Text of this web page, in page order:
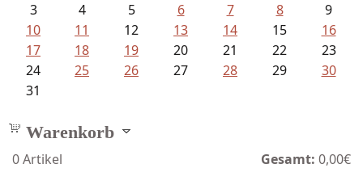
3
4 5 6 7 8
9
10
11 12 13 14 15
16
17
18 19 20 21 22
23
24
25 26 27 28 29
30
31
Warenkorb
0Artikel Gesamt: 0,00€